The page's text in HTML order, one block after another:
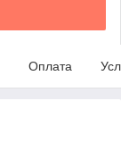
Оплата